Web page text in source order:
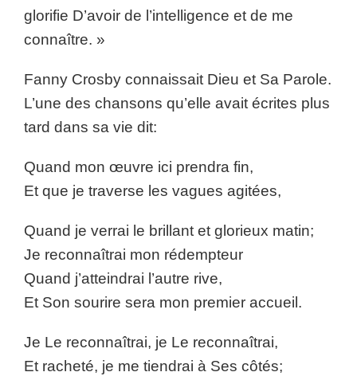
glorifie D’avoir de l’intelligence et de me
connaître. »
Fanny Crosby connaissait Dieu et Sa Parole.
L’une des chansons qu’elle avait écrites plus
tard dans sa vie dit:
Quand mon œuvre ici prendra fin,
Et que je traverse les vagues agitées,
Quand je verrai le brillant et glorieux matin;
Je reconnaîtrai mon rédempteur
Quand j’atteindrai l’autre rive,
Et Son sourire sera mon premier accueil.
Je Le reconnaîtrai, je Le reconnaîtrai,
Et racheté, je me tiendrai à Ses côtés;